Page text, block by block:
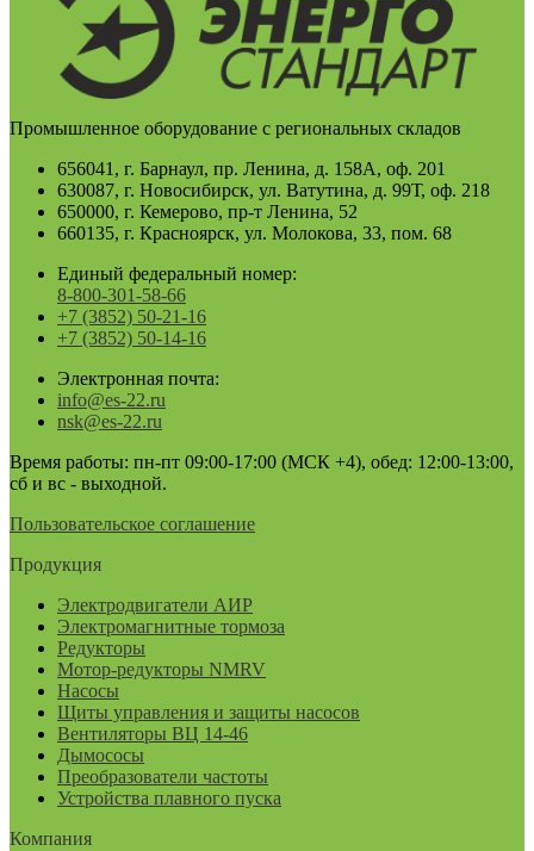
Промышленное оборудование с региональных складов
656041, г. Барнаул, пр. Ленина, д. 158А, оф. 201
630087, г. Новосибирск, ул. Ватутина, д. 99Т, оф. 218
650000, г. Кемерово, пр-т Ленина, 52
660135, г. Красноярск, ул. Молокова, 33, пом. 68
Единый федеральный номер:
8-800-301-58-66
+7 (3852) 50-21-16
+7 (3852) 50-14-16
Электронная почта:
info@es-22.ru
nsk@es-22.ru
Время работы: пн-пт 09:00-17:00 (МСК +4), обед: 12:00-13:00,
сб и вс - выходной.
Пользовательское соглашение
Продукция
Электродвигатели АИР
Электромагнитные тормоза
Редукторы
Мотор-редукторы NMRV
Насосы
Щиты управления и защиты насосов
Вентиляторы ВЦ 14-46
Дымососы
Преобразователи частоты
Устройства плавного пуска
Компания